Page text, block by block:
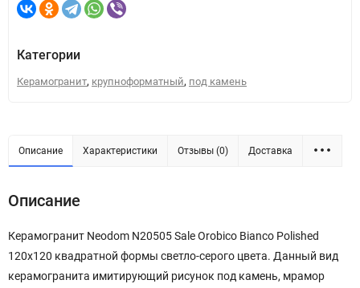
Категории
Керамогранит, крупноформатный, под камень
Описание Характеристики Отзывы (0) Доставка
Описание
Керамогранит Neodom N20505 Sale Orobico Bianco Polished
120x120 квадратной формы светло-серого цвета. Данный вид
керамогранита имитирующий рисунок под камень, мрамор